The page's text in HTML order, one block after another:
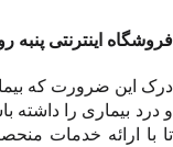
فروشگاه اینترنتی پنبه
درک این ضرورت که
و درد بیماری را داشته
تا با ارائه خدمات